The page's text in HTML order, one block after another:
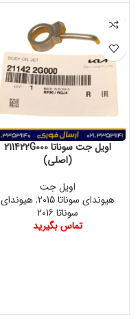
اویل جت سوناتا 211422G000
(اصلی)
اویل جت
هیوندای سوناتا 2015
,هیوندای
سوناتا 2016
تماس بگیرید